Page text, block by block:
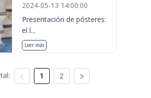
2024-05-13 14:00:00
Presentación de pósteres:
el l...
Leer más
1 2